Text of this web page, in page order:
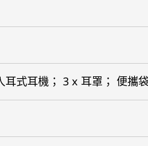
式耳機； 3 x 耳罩； 便攜